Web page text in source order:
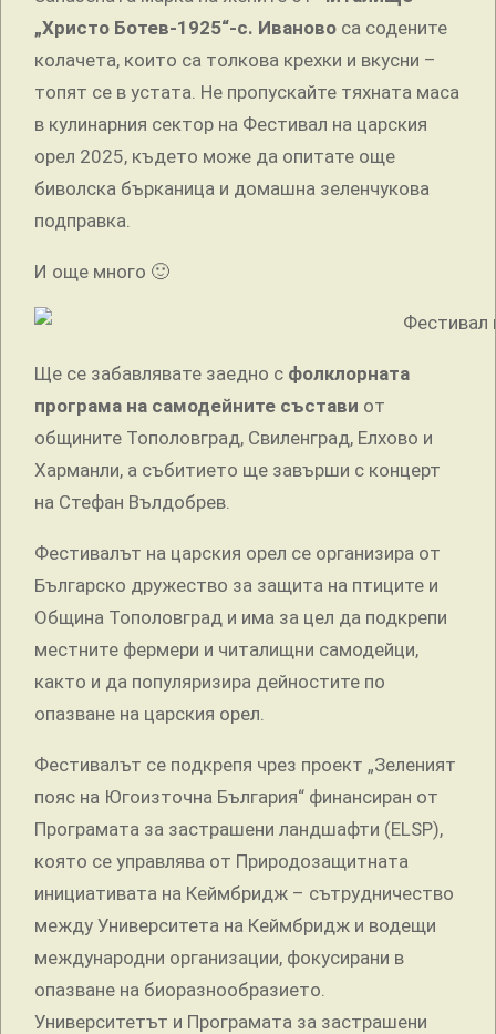
„Христо Ботев-1925“-с. Иваново са содените
колачета, които са толкова крехки и вкусни –
топят се в устата. Не пропускайте тяхната маса
в кулинарния сектор на Фестивал на царския
орел 2025, където може да опитате още
биволска бърканица и домашна зеленчукова
подправка.
И още много 🙂
Ще се забавлявате заедно с фолклорната
програма на самодейните състави от
общините Тополовград, Свиленград, Елхово и
Харманли, а събитието ще завърши с концерт
на Стефан Вълдобрев.
Фестивалът на царския орел се организира от
Българско дружество за защита на птиците и
Община Тополовград и има за цел да подкрепи
местните фермери и читалищни самодейци,
както и да популяризира дейностите по
опазване на царския орел.
Фестивалът се подкрепя чрез проект „Зеленият
пояс на Югоизточна България“ финансиран от
Програмата за застрашени ландшафти (ELSP),
която се управлява от Природозащитната
инициативата на Кеймбридж – сътрудничество
между Университета на Кеймбридж и водещи
международни организации, фокусирани в
опазване на биоразнообразието.
Университетът и Програмата за застрашени